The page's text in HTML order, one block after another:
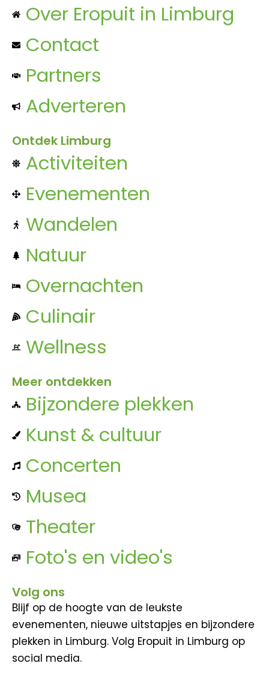
Over Eropuit in Limburg
Contact
Partners
Adverteren
Ontdek Limburg
Activiteiten
Evenementen
Wandelen
Natuur
Overnachten
Culinair
Wellness
Meer ontdekken
Bijzondere plekken
Kunst & cultuur
Concerten
Musea
Theater
Foto's en video's
Volg ons
Blijf op de hoogte van de leukste
evenementen, nieuwe uitstapjes en bijzondere
plekken in Limburg. Volg Eropuit in Limburg op
social media.